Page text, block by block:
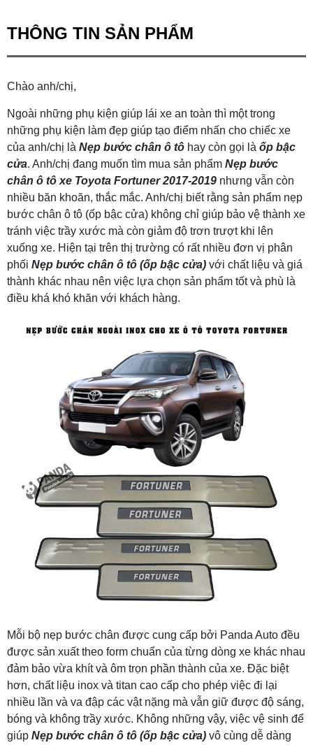
THÔNG TIN SẢN PHẨM
Chào anh/chị,
Ngoài những phụ kiện giúp lái xe an toàn thì một trong
những phụ kiện làm đẹp giúp tạo điểm nhấn cho chiếc xe
của anh/chị là Nẹp bước chân ô tô hay còn gọi là ốp bậc
cửa. Anh/chị đang muốn tìm mua sản phẩm Nẹp bước
chân ô tô xe Toyota Fortuner 2017-2019 nhưng vẫn còn
nhiều băn khoăn, thắc mắc. Anh/chị biết rằng sản phẩm nẹp
bước chân ô tô (ốp bậc cửa) không chỉ giúp bảo vệ thành xe
tránh việc trầy xước mà còn giảm độ trơn trượt khi lên
xuống xe. Hiện tại trên thị trường có rất nhiều đơn vị phân
phối Nẹp bước chân ô tô (ốp bậc cửa) với chất liệu và giá
thành khác nhau nên việc lựa chọn sản phẩm tốt và phù là
điều khá khó khăn với khách hàng.
Mỗi bộ nẹp bước chân được cung cấp bởi Panda Auto đều
được sản xuất theo form chuẩn của từng dòng xe khác nhau
đảm bảo vừa khít và ôm trọn phần thành của xe. Đặc biệt
hơn, chất liệu inox và titan cao cấp cho phép việc đi lại
nhiều lần và va đập các vật nặng mà vẫn giữ được độ sáng,
bóng và không trầy xước. Không những vậy, việc vệ sinh để
giúp Nẹp bước chân ô tô (ốp bậc cửa) vô cùng dễ dàng